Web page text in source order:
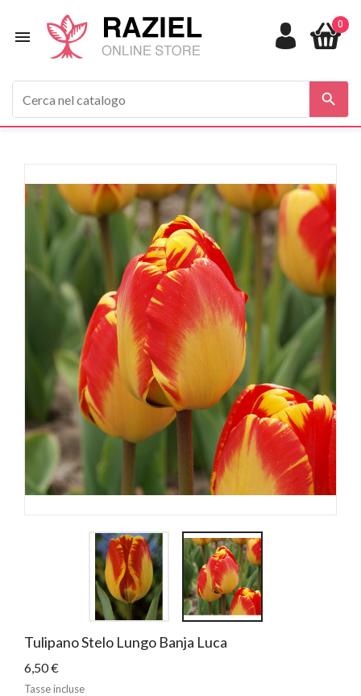

0

In saldo!
Tulipano Stelo Lungo Banja Luca
6,50 €
Tasse incluse